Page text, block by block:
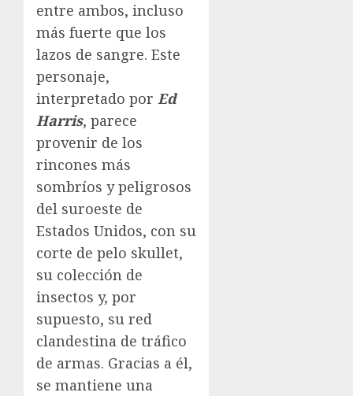
entre ambos, incluso
más fuerte que los
lazos de sangre. Este
personaje,
interpretado por Ed
Harris, parece
provenir de los
rincones más
sombríos y peligrosos
del suroeste de
Estados Unidos, con su
corte de pelo skullet,
su colección de
insectos y, por
supuesto, su red
clandestina de tráfico
de armas. Gracias a él,
se mantiene una